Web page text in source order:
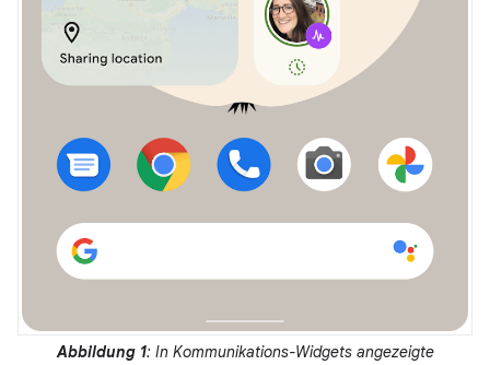
Abbildung 1: In Kommunikations-Widgets angezeigte